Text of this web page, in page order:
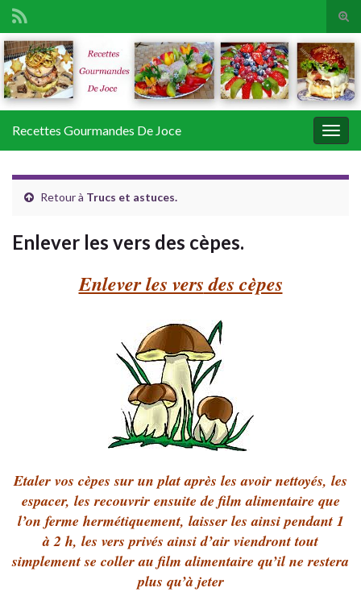
Search for:
Recettes Gourmandes De Joce
Retour à Trucs et astuces.
Enlever les vers des cèpes.
Enlever les versdes cèpes
Etaler vos cèpes sur un plat après les avoir nettoyés, les
espacer, les recouvrir ensuite de film alimentaire que
l’on ferme hermétiquement, laisser les ainsi pendant 1
à 2 h, les vers privés ainsi d’air viendront tout
simplement se coller au film alimentaire qu’il ne restera
plus qu’à jeter